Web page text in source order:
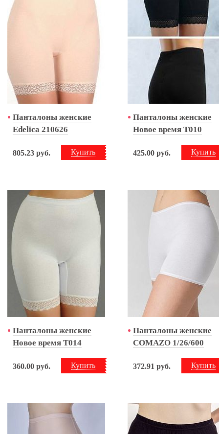
Панталоны женские
Edelica 210626
Купить
805.23 руб.
Панталоны женские
Новое время Т010
Купить
425.00 руб.
Панталоны женские
Новое время Т014
Купить
360.00 руб.
Панталоны женские
COMAZO 1/26/600
Купить
372.91 руб.